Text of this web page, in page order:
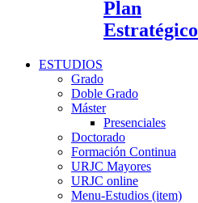
Plan
Estratégico
ESTUDIOS
Grado
Doble Grado
Máster
Presenciales
Doctorado
Formación Continua
URJC Mayores
URJC online
Menu-Estudios (item)